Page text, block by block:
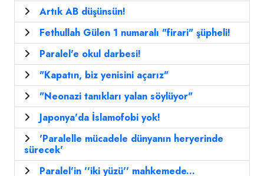
Artık AB düşünsün!
Fethullah Gülen 1 numaralı "firari" şüpheli!
Paralel'e okul darbesi!
"Kapatın, biz yenisini açarız"
"Neonazi tanıkları yalan söylüyor"
Japonya'da İslamofobi yok!
'Paralelle mücadele dünyanın heryerinde
sürecek'
Paralel'in ''iki yüzü'' mahkemede...